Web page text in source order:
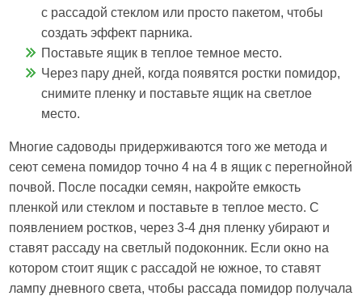
с рассадой стеклом или просто пакетом, чтобы
создать эффект парника.
Поставьте ящик в теплое темное место.
Через пару дней, когда появятся ростки помидор,
снимите пленку и поставьте ящик на светлое
место.
Многие садоводы придерживаются того же метода и
сеют семена помидор точно 4 на 4 в ящик с перегнойной
почвой. После посадки семян, накройте емкость
пленкой или стеклом и поставьте в теплое место. С
появлением ростков, через 3-4 дня пленку убирают и
ставят рассаду на светлый подоконник. Если окно на
котором стоит ящик с рассадой не южное, то ставят
лампу дневного света, чтобы рассада помидор получала